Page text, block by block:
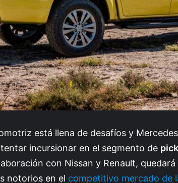
está llena de desafíos y
incursionar en el segmento de
con Nissan y Renault,
notorios en el competitivo mercado de